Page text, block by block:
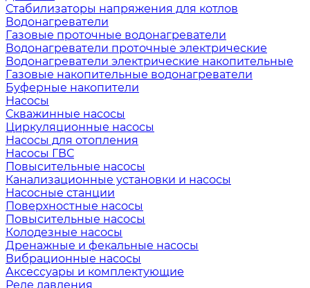
Стабилизаторы напряжения для котлов
Водонагреватели
Газовые проточные водонагреватели
Водонагреватели проточные электрические
Водонагреватели электрические накопительные
Газовые накопительные водонагреватели
Буферные накопители
Насосы
Скважинные насосы
Циркуляционные насосы
Насосы для отопления
Насосы ГВС
Повысительные насосы
Канализационные установки и насосы
Насосные станции
Поверхностные насосы
Повысительные насосы
Колодезные насосы
Дренажные и фекальные насосы
Вибрационные насосы
Аксессуары и комплектующие
Реле давления